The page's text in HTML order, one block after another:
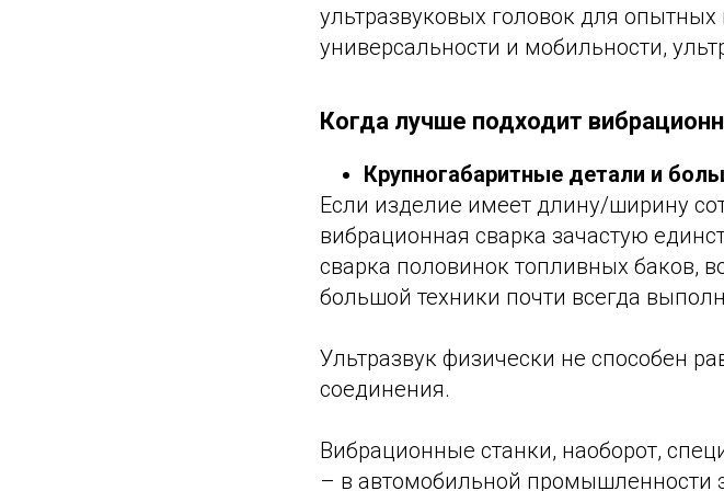
ультразвуковых головок для
универсальности и мобильности,
Когда лучше подходит
Крупногабаритные детали и
Если изделие имеет длину/ширину
вибрационная сварка зачастую
сварка половинок топливных баков,
большой техники почти всегда
Ультразвук физически не способен
соединения.
Вибрационные станки, наоборот,
– в автомобильной промышленности